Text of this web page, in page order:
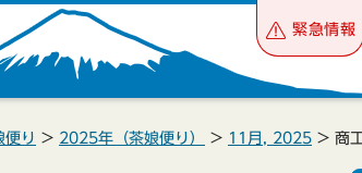
緊急情報
便り > 2025年（茶娘便り） > 11月, 2025 > 商